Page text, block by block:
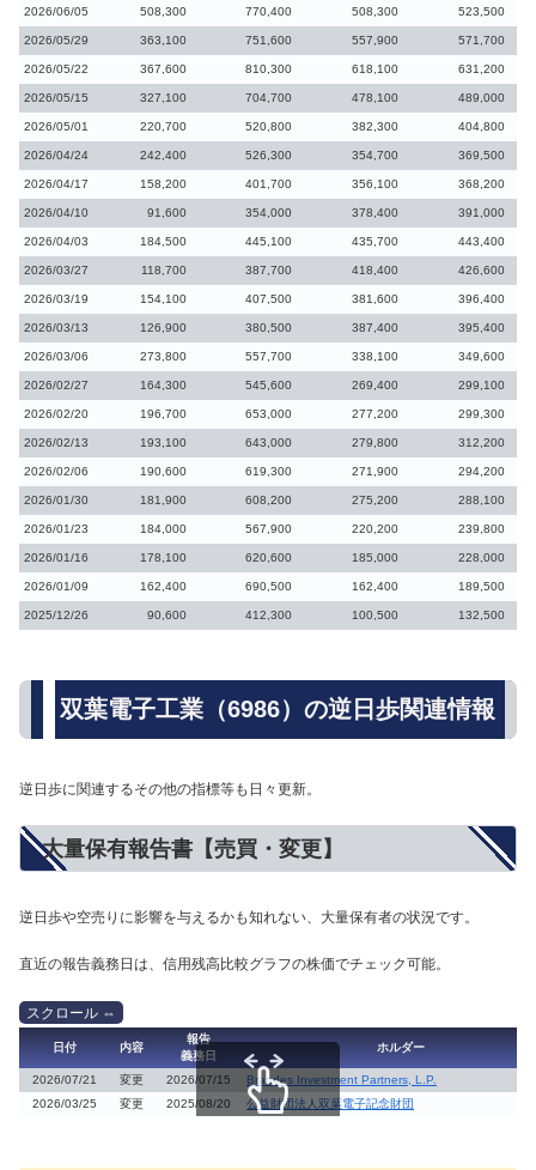
2026/06/05 508,300 770,400 508,300 523,500
2026/05/29 363,100 751,600 557,900 571,700
2026/05/22 367,600 810,300 618,100 631,200
2026/05/15 327,100 704,700 478,100 489,000
2026/05/01 220,700 520,800 382,300 404,800
2026/04/24 242,400 526,300 354,700 369,500
2026/04/17 158,200 401,700 356,100 368,200
2026/04/10 91,600 354,000 378,400 391,000
2026/04/03 184,500 445,100 435,700 443,400
2026/03/27 118,700 387,700 418,400 426,600
2026/03/19 154,100 407,500 381,600 396,400
2026/03/13 126,900 380,500 387,400 395,400
2026/03/06 273,800 557,700 338,100 349,600
2026/02/27 164,300 545,600 269,400 299,100
2026/02/20 196,700 653,000 277,200 299,300
2026/02/13 193,100 643,000 279,800 312,200
2026/02/06 190,600 619,300 271,900 294,200
2026/01/30 181,900 608,200 275,200 288,100
2026/01/23 184,000 567,900 220,200 239,800
2026/01/16 178,100 620,600 185,000 228,000
2026/01/09 162,400 690,500 162,400 189,500
2025/12/26 90,600 412,300 100,500 132,500
双葉電子工業（6986）の逆日歩関連情報
逆日歩に関連するその他の指標等も日々更新。
大量保有報告書【売買・変更】
逆日歩や空売りに影響を与えるかも知れない、大量保有者の状況です。
直近の報告義務日は、信用残高比較グラフの株価でチェック可能。
日付 内容
報告
義務日
ホルダー
2026/07/21 変更 2026/07/15
Brandes Investment Partners, L.P.
2026/03/25
変更 2025/08/20
公益財団法人双葉電子記念財団